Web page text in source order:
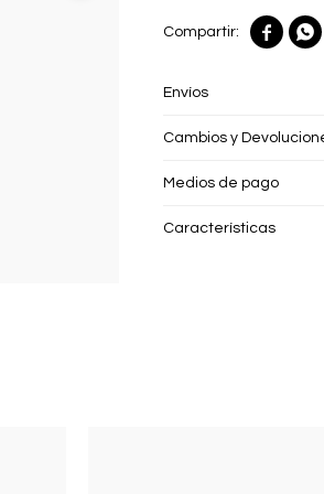
 
Envíos
Cambios y
Medios de pago
Características